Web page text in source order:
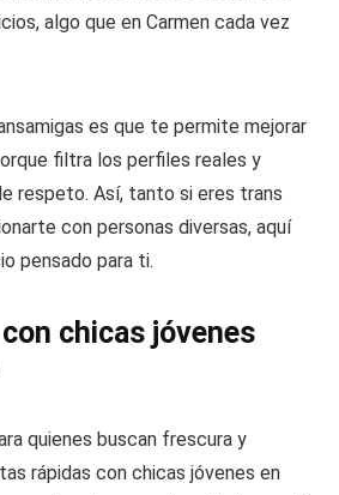
algo que en Carmen cada vez
es que te permite mejorar
filtra los perfiles reales y
respeto. Así, tanto si eres trans
con personas diversas, aquí
pensado para ti.
chicas jóvenes
quienes buscan frescura y
rápidas con chicas jóvenes en